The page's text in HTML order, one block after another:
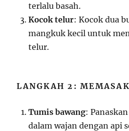
terlalu basah.
Kocok telur: Kocok dua
mangkuk kecil untuk
telur.
LANGKAH 2:
Tumis bawang:
dalam wajan dengan api